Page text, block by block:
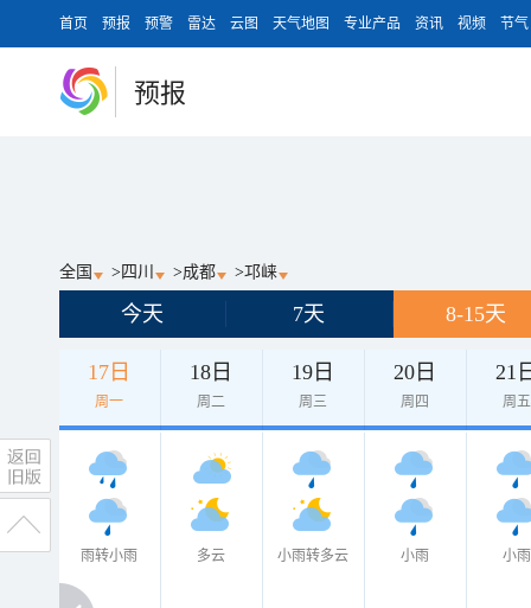
首页 预报 预警 雷达 云图 天气地图 专业产品 资讯 视频 节气
预报
全国 > 四川 >成都 >邛崃
今天 7天 8-15天
17日
周一
18日
周二
19日
周三
20日
周四
21
周五
雨转小雨 多云 小雨转多云 小雨 小雨